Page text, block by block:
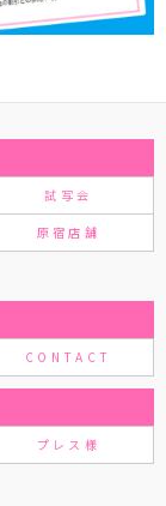
試写会
原宿店舗
CONTACT
プレス様